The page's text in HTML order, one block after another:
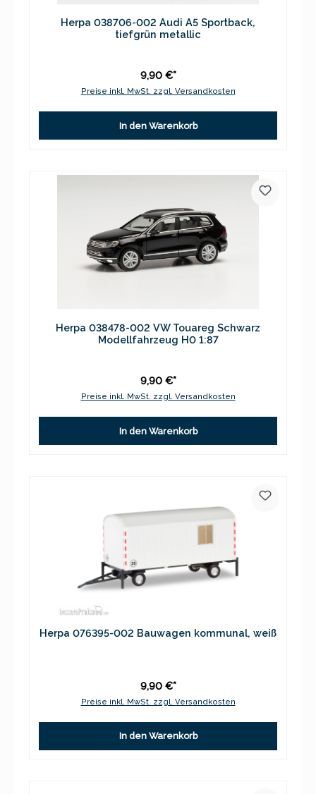
Herpa 038706-002 Audi A5 Sportback,
tiefgrün metallic
9,90 €*
Preise inkl. MwSt. zzgl. Versandkosten
In den Warenkorb
Herpa 038478-002 VW Touareg Schwarz
Modellfahrzeug H0 1:87
9,90 €*
Preise inkl. MwSt. zzgl. Versandkosten
In den Warenkorb
Herpa 076395-002 Bauwagen kommunal, weiß
9,90 €*
Preise inkl. MwSt. zzgl. Versandkosten
In den Warenkorb